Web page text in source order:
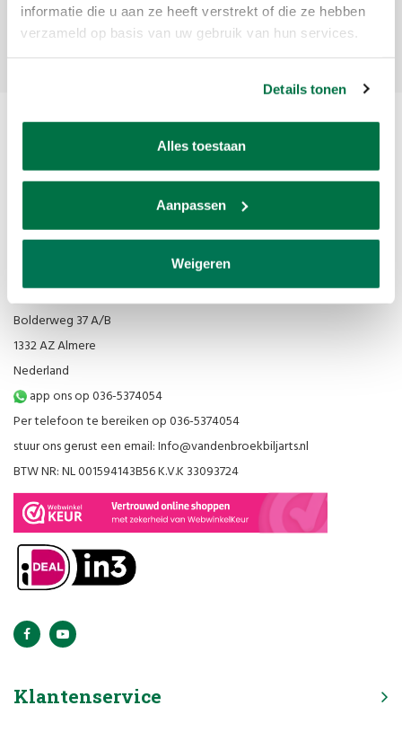
informatie die u aan ze heeft verstrekt of die ze hebben
verzameld op basis van uw gebruik van hun services.
Details tonen
Alles toestaan
Aanpassen
Weigeren
Abonneer
Van den Broek Biljarts staat voor kwaliteit, vakmanschap en service.
Bolderweg 37 A/B
1332 AZ Almere
Nederland
app ons op 036-5374054
Per telefoon te bereiken op 036-5374054
stuur ons gerust een email:Info@vandenbroekbiljarts.nl
BTW NR: NL 001594143B56 K.V.K 33093724
Klantenservice